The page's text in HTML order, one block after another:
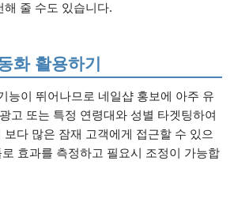
해 줄 수도 있습니다.
화 활용하기
능이 뛰어나므로 네일샵 홍보에 아주 유
고 또는 특정 연령대와 성별 타겟팅하여
다 많은 잠재 고객에게 접근할 수 있으
효과를 측정하고 필요시 조정이 가능합